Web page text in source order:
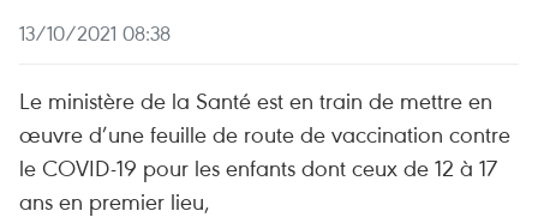
13/10/2021 08:38
Le ministère de la Santé est en train de mettre en
œuvre d’une feuille de route de vaccination contre
le COVID-19 pour les enfants dont ceux de 12 à 17
ans en premier lieu,